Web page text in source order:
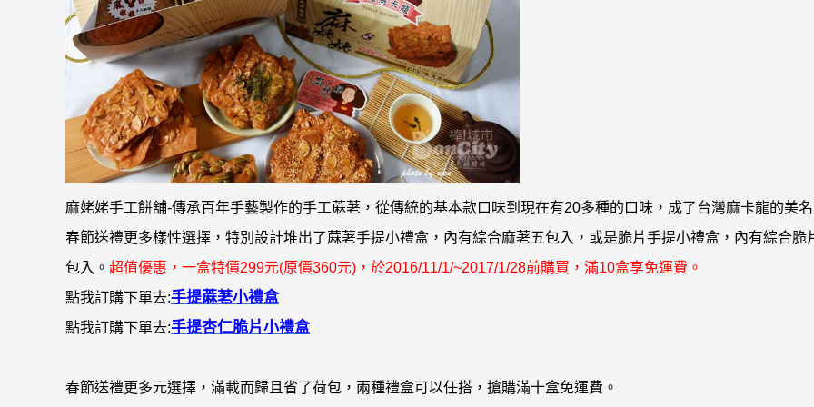
麻姥姥手工餅舖-傳承百年手藝製作的手工蔴荖，從傳統的基本款口味到現在有20多種的口味 ， 成了台灣麻卡龍的美名
春節送禮更多樣性選擇，特別設計堆出了蔴荖手提小禮盒，內有綜合麻荖五包入，或是脆片手提小禮盒，內有綜合脆
包入 。 超值優惠 ， 一盒特價299元(原價360元)，於2016/11/1/~2017/1/28前購買，滿10盒享免運費 。
點我訂購下單去:手提蔴荖小禮盒
點我訂購下單去:手提杏仁脆片小禮盒
春節送禮更多元選擇，滿載而歸且省了荷包，兩種禮盒可以任搭，搶購滿十盒免運費。